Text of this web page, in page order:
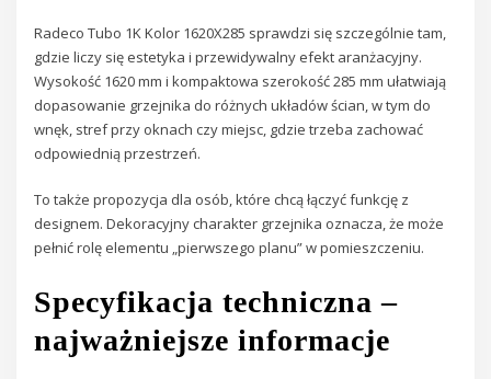
Radeco Tubo 1K Kolor 1620X285 sprawdzi się szczególnie tam,
gdzie liczy się estetyka i przewidywalny efekt aranżacyjny.
Wysokość 1620 mm i kompaktowa szerokość 285 mm ułatwiają
dopasowanie grzejnika do różnych układów ścian, w tym do
wnęk, stref przy oknach czy miejsc, gdzie trzeba zachować
odpowiednią przestrzeń.
To także propozycja dla osób, które chcą łączyć funkcję z
designem. Dekoracyjny charakter grzejnika oznacza, że może
pełnić rolę elementu „pierwszego planu” w pomieszczeniu.
Specyfikacja techniczna –
najważniejsze informacje